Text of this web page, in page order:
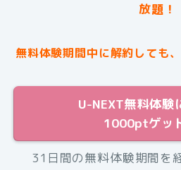
放題！
無料体験期間中に解約しても
U-NEXT無料体験
1000ptゲッ
31日間の無料体験期間を